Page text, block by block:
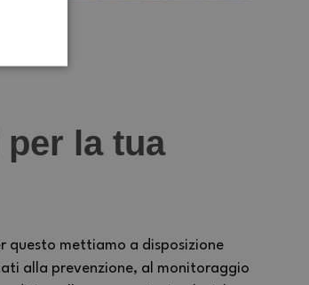
la tua
questo mettiamo a disposizione
alla prevenzione, al monitoraggio